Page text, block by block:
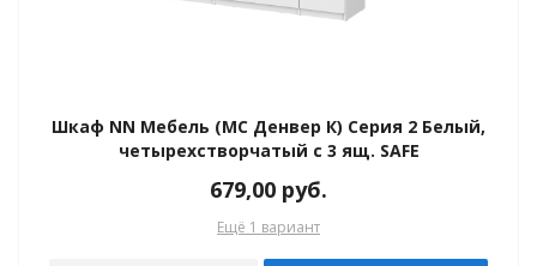
Шкаф NN Мебель (МС Денвер К) Серия 2 Белый,
четырехстворчатый с 3 ящ. SAFE
679,00 руб.
Ещё 1 вариант